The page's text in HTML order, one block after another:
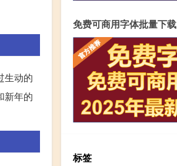
生动的
新年的
免费可商用字体批量下载
标签